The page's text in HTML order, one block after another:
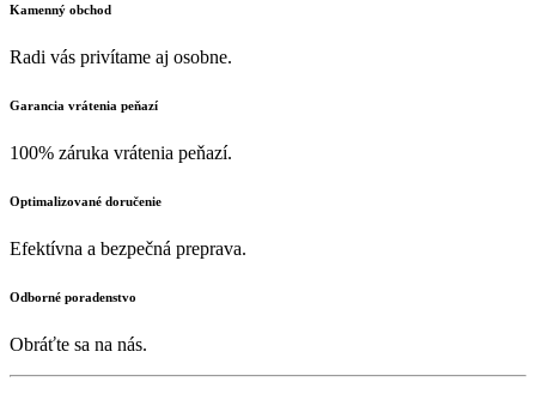
Kamenný obchod
Radi vás privítame aj osobne.
Garancia vrátenia peňazí
100% záruka vrátenia peňazí.
Optimalizované doručenie
Efektívna a bezpečná preprava.
Odborné poradenstvo
Obráťte sa na nás.